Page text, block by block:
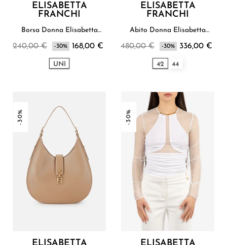
ELISABETTA
FRANCHI
Borsa Donna Elisabetta
240,00 € -30% 168,00 €
UNI
ELISABETTA
FRANCHI
Abito Donna Elisabetta
480,00 € -30% 336,00 €
42 44
-30%
ELISABETTA
-30%
ELISABETTA